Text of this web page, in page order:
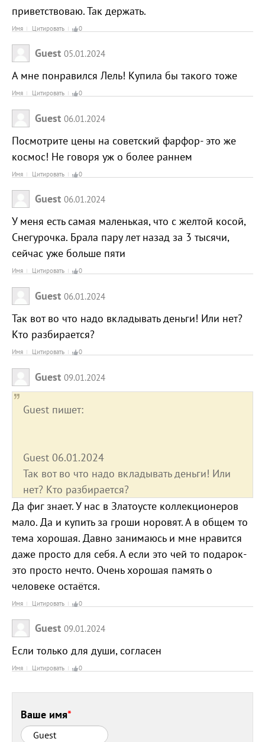
приветствоваю. Так держать.
Имя Цитировать 0
Guest 05.01.2024
А мне понравился Лель! Купила бы такого тоже
Имя Цитировать 0
Guest 06.01.2024
Посмотрите цены на советский фарфор- это же
космос! Не говоря уж о более раннем
Имя Цитировать 0
Guest 06.01.2024
У меня есть самая маленькая, что с желтой косой,
Снегурочка. Брала пару лет назад за 3 тысячи,
сейчас уже больше пяти
Имя Цитировать 0
Guest 06.01.2024
Так вот во что надо вкладывать деньги! Или нет?
Кто разбирается?
Имя Цитировать 0
Guest 09.01.2024
Guest пишет:
Guest 06.01.2024
Так вот во что надо вкладывать деньги! Или
нет? Кто разбирается?
Да фиг знает. У нас в Златоусте коллекционеров
мало. Да и купить за гроши норовят. А в общем то
тема хорошая. Давно занимаюсь и мне нравится
даже просто для себя. А если это чей то подарок-
это просто нечто. Очень хорошая память о
человеке остаётся.
Имя Цитировать 0
Guest 09.01.2024
Если только для души, согласен
Имя Цитировать 0
Ваше имя*